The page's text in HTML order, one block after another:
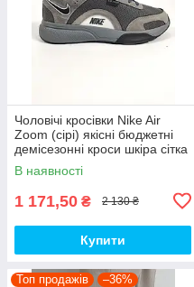
Чоловічі кросівки Nike Air
Zoom (сірі) якісні бюджетні
демісезонні кроси шкіра сітка
D426 топ
В наявності
1 171,50 ₴ 2 130 ₴
Купити
Топ продажів –36%